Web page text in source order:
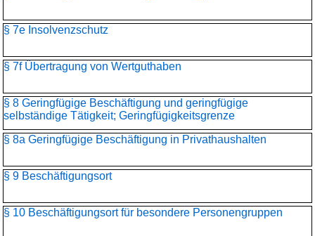
§ 7e Insolvenzschutz
§ 7f Übertragung von Wertguthaben
§ 8 Geringfügige Beschäftigung und geringfügige
selbständige Tätigkeit; Geringfügigkeitsgrenze
§ 8a Geringfügige Beschäftigung in Privathaushalten
§ 9 Beschäftigungsort
§ 10 Beschäftigungsort für besondere Personengruppen